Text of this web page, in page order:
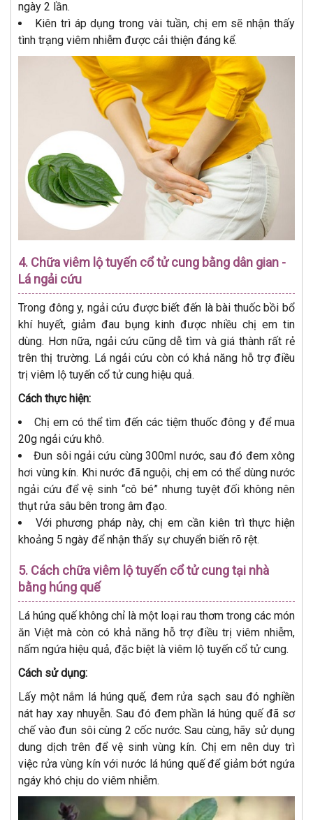
ngày 2 lần.
Kiên trì áp dụng trong vài tuần, chị em sẽ nhận thấy
tình trạng viêm nhiễm được cải thiện đáng kể.
4. Chữa viêm lộ tuyến cổ tử cung bằng dân gian -
Lá ngải cứu
Trong đông y, ngải cứu được biết đến là bài thuốc bồi bổ
khí huyết, giảm đau bụng kinh được nhiều chị em tin
dùng. Hơn nữa, ngải cứu cũng dễ tìm và giá thành rất rẻ
trên thị trường. Lá ngải cứu còn có khả năng hỗ trợ điều
trị viêm lộ tuyến cổ tử cung hiệu quả.
Cách thực hiện:
Chị em có thể tìm đến các tiệm thuốc đông y để mua
20g ngải cứu khô.
Đun sôi ngải cứu cùng 300ml nước, sau đó đem xông
hơi vùng kín. Khi nước đã nguội, chị em có thể dùng nước
ngải cứu để vệ sinh “cô bé” nhưng tuyệt đối không nên
thụt rửa sâu bên trong âm đạo.
Với phương pháp này, chị em cần kiên trì thực hiện
khoảng 5 ngày để nhận thấy sự chuyển biến rõ rệt.
5. Cách chữa viêm lộ tuyến cổ tử cung tại nhà
bằng húng quế
Lá húng quế không chỉ là một loại rau thơm trong các món
ăn Việt mà còn có khả năng hỗ trợ điều trị viêm nhiễm,
nấm ngứa hiệu quả, đặc biệt là viêm lộ tuyến cổ tử cung.
Cách sử dụng:
Lấy một nắm lá húng quế, đem rửa sạch sau đó nghiền
nát hay xay nhuyễn. Sau đó đem phần lá húng quế đã sơ
chế vào đun sôi cùng 2 cốc nước. Sau cùng, hãy sử dụng
dung dịch trên để vệ sinh vùng kín. Chị em nên duy trì
việc rửa vùng kín với nước lá húng quế để giảm bớt ngứa
ngáy khó chịu do viêm nhiễm.